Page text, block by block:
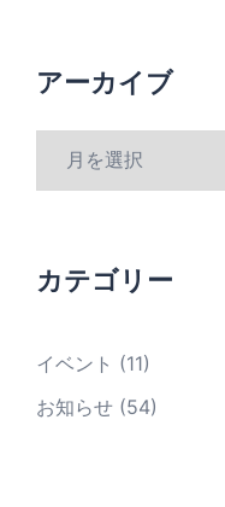
アーカイブ
ブ
カテゴリー
イベント (11)
お知らせ (54)